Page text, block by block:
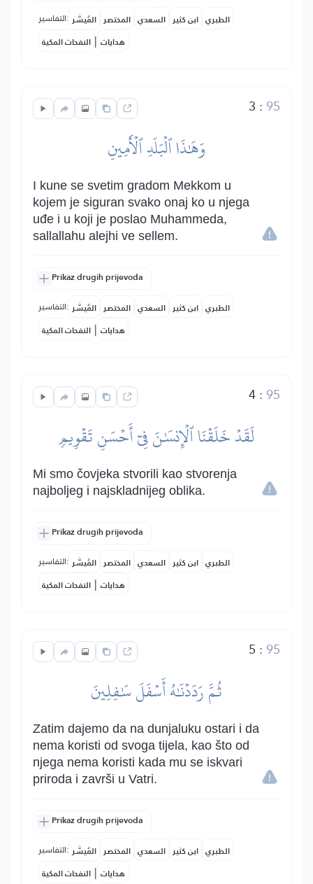
التفاسير: المُيسَّر المختصر السعدي ابن كثير الطبري
النفحات المكية | هدايات
3 :95
وَهَٰذَا ٱلۡبَلَدِ ٱلۡأَمِينِ
I kune se svetim gradom Mekkom u
kojem je siguran svako onaj ko u njega
uđe i u koji je poslao Muhammeda,
sallallahu alejhi ve sellem.
Prikaz drugih prijevoda
التفاسير: المُيسَّر المختصر السعدي ابن كثير الطبري
النفحات المكية | هدايات
4:95
لَقَدۡ خَلَقۡنَا ٱلۡإِنسَٰنَ فِيٓ أَحۡسَنِ تَقۡوِيمٖ
Mi smo čovjeka stvorili kao stvorenja
najboljeg i najskladnijeg oblika.
Prikaz drugih prijevoda
التفاسير: المُيسَّر المختصر السعدي ابن كثير الطبري
النفحات المكية | هدايات
5 :95
ثُمَّ رَدَدۡنَٰهُ أَسۡفَلَ سَٰفِلِينَ
Zatim dajemo da na dunjaluku ostari i da
nema koristi od svoga tijela, kao što od
njega nema koristi kada mu se iskvari
priroda i završi u Vatri.
Prikaz drugih prijevoda
التفاسير: المُيسَّر المختصر السعدي ابن كثير الطبري
النفحات المكية | هدايات